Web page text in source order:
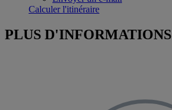
Calculer l'itinéraire
PLUS D'INFORMATIONS